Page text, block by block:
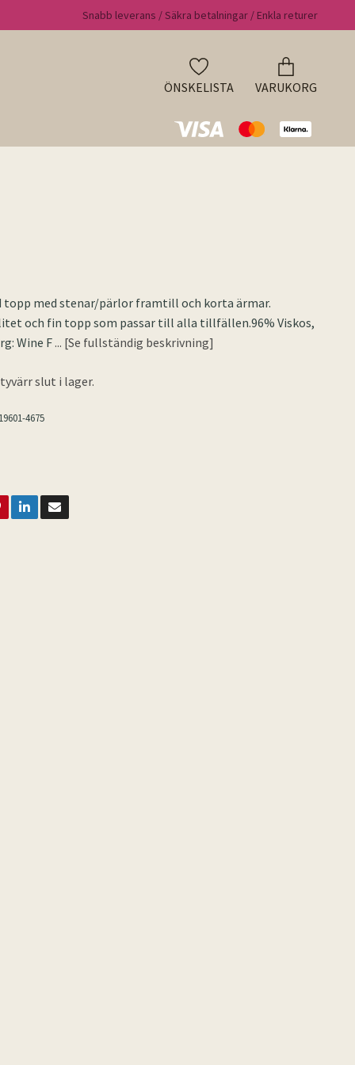
Snabb leverans / Säkra betalningar / Enkla returer
ÖNSKELISTA VARUKORG
topp med stenar/pärlor framtill och korta ärmar.
och fin topp som passar till alla tillfällen.96% Viskos,
Wine F... [Se fullständig beskrivning]
slut i lager.
4675